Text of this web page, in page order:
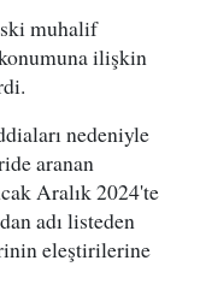
muhalif
ilişkin
nedeniyle
aranan
Aralık 2024'te
adı listeden
eleştirilerine